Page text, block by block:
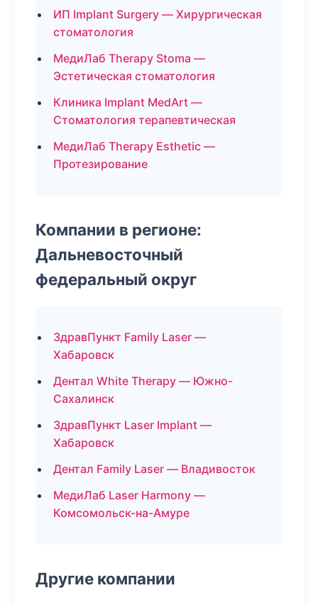
ИП Implant Surgery — Хирургическая
стоматология
МедиЛаб Therapy Stoma —
Эстетическая стоматология
Клиника Implant MedArt —
Стоматология терапевтическая
МедиЛаб Therapy Esthetic —
Протезирование
Компании в регионе:
Дальневосточный
федеральный округ
ЗдравПункт Family Laser —
Хабаровск
Дентал White Therapy — Южно-
Сахалинск
ЗдравПункт Laser Implant —
Хабаровск
Дентал Family Laser — Владивосток
МедиЛаб Laser Harmony —
Комсомольск-на-Амуре
Другие компании